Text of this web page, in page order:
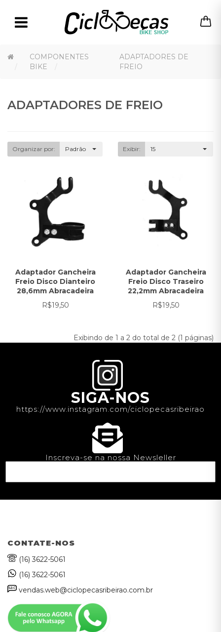
COMPONENTES
BIKE
ADAPTADORES DE
FREIO
ADAPTADORES DE FREIO
Organizar por: Padrão Exibir: 15
Adaptador Gancheira
Freio Disco Dianteiro
28,6mm Abracadeira
R$19,50
Adaptador Gancheira
Freio Disco Traseiro
22,2mm Abracadeira
R$19,50
Exibindo de 1 a 2 do total de 2 (1 páginas)
SIGA-NOS
https://www.instagram.com/ciclopecasribeirao
Inscreva-se na nossa Newsleller
CONTATE-NOS
(16) 3622-5061
(16) 3622-5061
sac vendas.web@ciclopecasribeirao.com.br